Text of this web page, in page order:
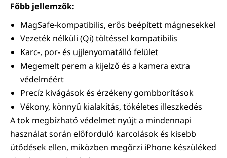
Főbb jellemzők:
MagSafe-kompatibilis, erős beépített mágnesekkel
Vezeték nélküli (Qi) töltéssel kompatibilis
Karc-, por- és ujjlenyomatálló felület
Megemelt perem a kijelző és a kamera extra
védelméért
Precíz kivágások és érzékeny gombborítások
Vékony, könnyű kialakítás, tökéletes illeszkedés
A tok megbízható védelmet nyújt a mindennapi
használat során előforduló karcolások és kisebb
ütődések ellen, miközben megőrzi iPhone készüléked